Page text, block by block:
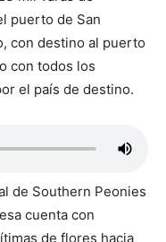
puerto de San
con destino al puerto
con todos los
el país de destino.
de Southern Peonies
cuenta con
de flores hacia